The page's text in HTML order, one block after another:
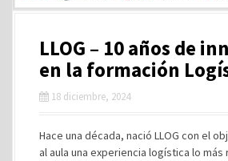
LLOG – 10 años de
en la formación
18 diciembre, 2024
Hace una década, nació LLOG con el
al aula una experiencia logística lo más